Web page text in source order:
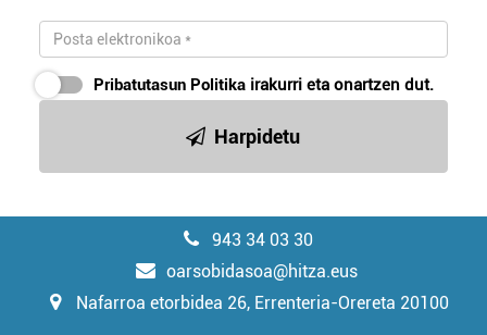
Pribatutasun Politika irakurri eta onartzen dut.
Harpidetu
943 34 03 30
oarsobidasoa@hitza.eus
Nafarroa etorbidea 26, Errenteria-Orereta 20100